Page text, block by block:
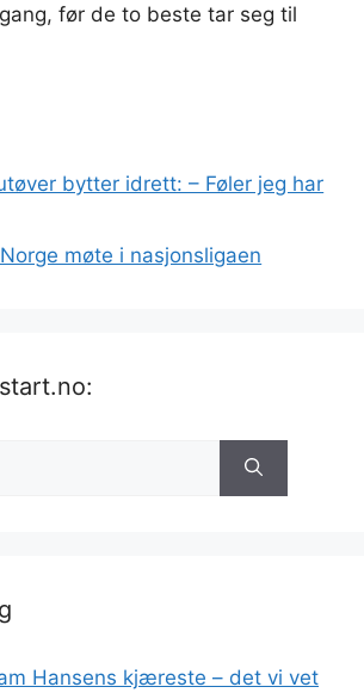
før de to beste tar seg til
bytter idrett: – Føler jeg har
møte i nasjonsligaen
Hansens kjæreste – det vi vet